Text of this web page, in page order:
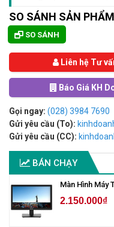
SO SÁNH SẢN PHẨM
SO SÁNH
Liên hệ Tư
Báo Giá KH
Gọi ngay: (028) 3984 7690
Gửi yêu cầu (To):
Gửi yêu cầu (CC):
BÁN CHẠY
Màn Hình Máy
2.150.000₫